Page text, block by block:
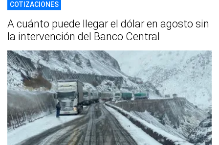
COTIZACIONES
A cuánto puede llegar el dólar en agosto sin
la intervención del Banco Central